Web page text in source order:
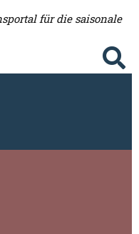
für die saisonale